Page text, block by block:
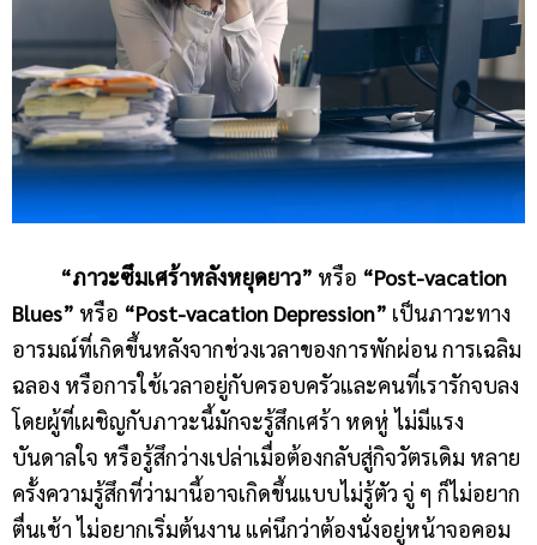
“ภาวะซึมเศร้าหลังหยุดยาว” หรือ “Post-vacation
Blues” หรือ “Post-vacation Depression” เป็นภาวะทาง
อารมณ์ที่เกิดขึ้นหลังจากช่วงเวลาของการพักผ่อน การเฉลิม
ฉลอง หรือการใช้เวลาอยู่กับครอบครัวและคนที่เรารักจบลง
โดยผู้ที่เผชิญกับภาวะนี้มักจะรู้สึกเศร้า หดหู่ ไม่มีแรง
บันดาลใจ หรือรู้สึกว่างเปล่าเมื่อต้องกลับสู่กิจวัตรเดิม หลาย
ครั้งความรู้สึกที่ว่ามานี้อาจเกิดขึ้นแบบไม่รู้ตัว จู่ ๆ ก็ไม่อยาก
ตื่นเช้า ไม่อยากเริ่มต้นงาน แค่นึกว่าต้องนั่งอยู่หน้าจอคอม